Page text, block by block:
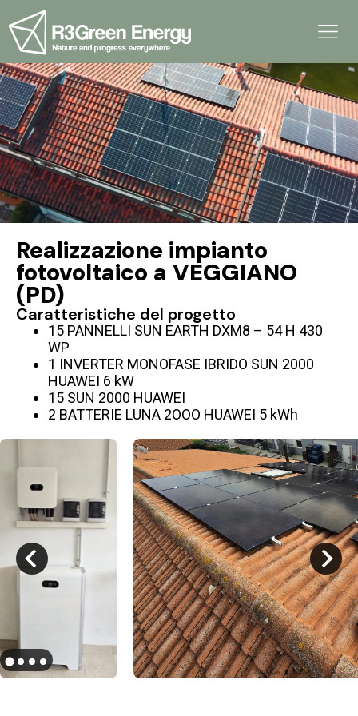
Realizzazione impianto
fotovoltaico a VEGGIANO
(PD)
Caratteristiche del progetto
15 PANNELLI SUN EARTH DXM8 – 54 H 430
WP
1 INVERTER MONOFASE IBRIDO SUN 2000
HUAWEI 6 kW
15 SUN 2000 HUAWEI
2 BATTERIE LUNA 2OOO HUAWEI 5 kWh